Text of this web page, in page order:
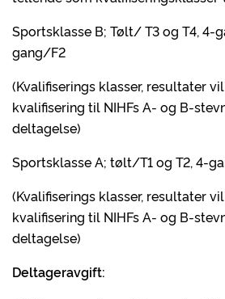
Sportsklasse B; Tølt/ T3 og T4, 4-
gang/F2
(Kvalifiserings klasser, resultater
kvalifisering til NIHFs A- og B-
deltagelse)
Sportsklasse A; tølt/T1 og T2, 4-
(Kvalifiserings klasser, resultater
kvalifisering til NIHFs A- og B-
deltagelse)
Deltageravgift: